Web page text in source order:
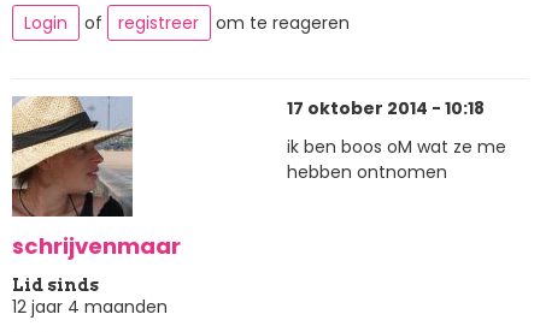
Login of registreer om te reageren
schrijvenmaar
Lid sinds
12 jaar 4 maanden
17 oktober 2014 - 10:18
ik ben boos oM wat ze me
hebben ontnomen